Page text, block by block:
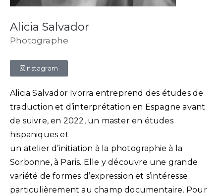
Alicia Salvador
Photographe
Instagram
Alicia Salvador Ivorra entreprend des études de
traduction et d’interprétation en Espagne avant
de suivre, en 2022, un master en études
hispaniques et
un atelier d’initiation à la photographie à la
Sorbonne, à Paris. Elle y découvre une grande
variété de formes d’expression et s’intéresse
particulièrement au champ documentaire. Pour